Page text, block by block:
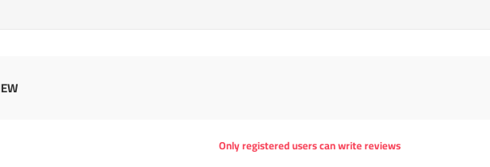
Only registered users can write reviews